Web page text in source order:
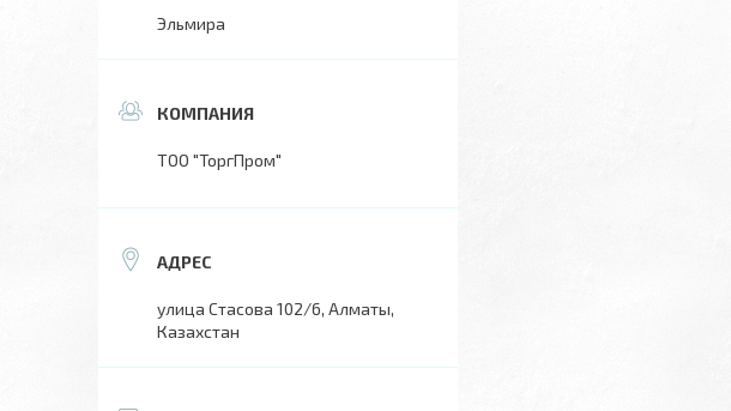
Эльмира
ТОО "ТоргПром"
улица Стасова 102/6, Алматы,
Казахстан